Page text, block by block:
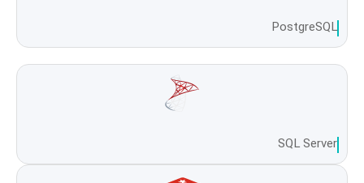
PostgreSQL
SQL Server